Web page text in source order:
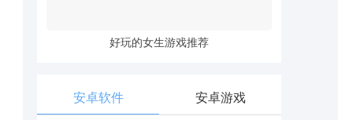
好玩的女生游戏推荐
安卓软件 安卓游戏